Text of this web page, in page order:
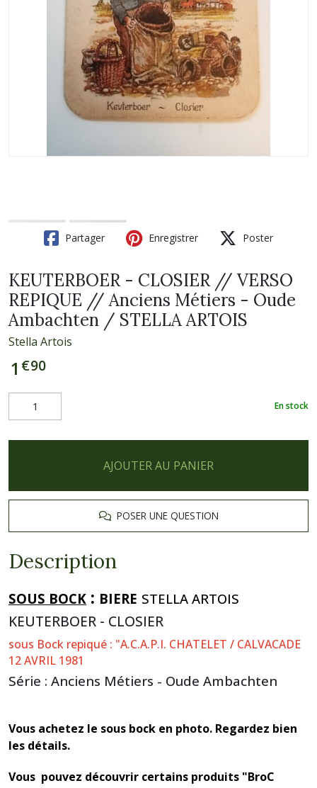
Partager Enregistrer Poster
KEUTERBOER - CLOSIER // VERSO
REPIQUE // Anciens Métiers - Oude
Ambachten / STELLA ARTOIS
Stella Artois
1 €90
En stock
AJOUTER AU PANIER
POSER UNE QUESTION
Description
SOUS BOCK : BIERE STELLA ARTOIS
KEUTERBOER - CLOSIER
sous Bock repiqué : "A.C.A.P.I. CHATELET / CALVACADE
12 AVRIL 1981
Série : Anciens Métiers - Oude Ambachten
Vous achetez le sous bock en photo. Regardez bien
les détails.
Vous pouvez découvrir certains produits "BroC